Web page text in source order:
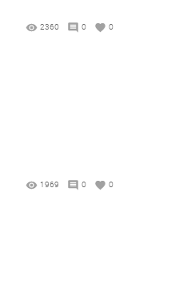
2360 0 0
1969 0 0